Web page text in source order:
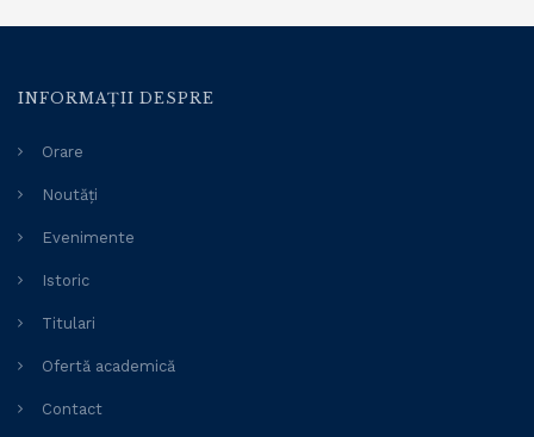
INFORMAȚII DESPRE
Orare
Noutăți
Evenimente
Istoric
Titulari
Ofertă academică
Contact